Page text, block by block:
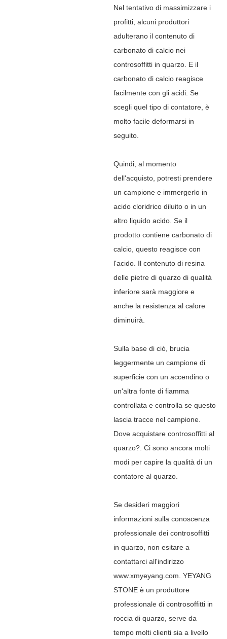
Nel tentativo di massimizzare i
profitti, alcuni produttori
adulterano il contenuto di
carbonato di calcio nei
controsoffitti in quarzo. E il
carbonato di calcio reagisce
facilmente con gli acidi. Se
scegli quel tipo di contatore, è
molto facile deformarsi in
seguito.
Quindi, al momento
dell'acquisto, potresti prendere
un campione e immergerlo in
acido cloridrico diluito o in un
altro liquido acido. Se il
prodotto contiene carbonato di
calcio, questo reagisce con
l'acido. Il contenuto di resina
delle pietre di quarzo di qualità
inferiore sarà maggiore e
anche la resistenza al calore
diminuirà.
Sulla base di ciò, brucia
leggermente un campione di
superficie con un accendino o
un'altra fonte di fiamma
controllata e controlla se questo
lascia tracce nel campione.
Dove acquistare controsoffitti al
quarzo?. Ci sono ancora molti
modi per capire la qualità di un
contatore al quarzo.
Se desideri maggiori
informazioni sulla conoscenza
professionale dei controsoffitti
in quarzo, non esitare a
contattarci all'indirizzo
www.xmyeyang.com. YEYANG
STONE è un produttore
professionale di controsoffitti in
roccia di quarzo, serve da
tempo molti clienti sia a livello